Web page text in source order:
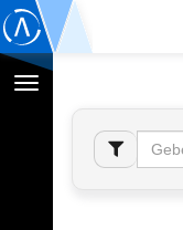
Navigation
umschalten